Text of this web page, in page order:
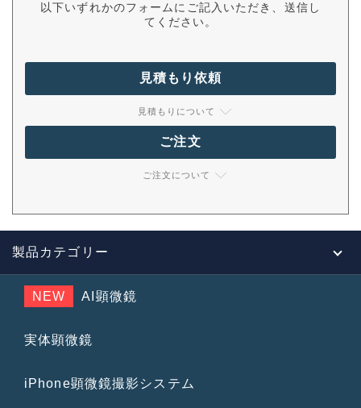
以下いずれかのフォームにご記入いただき、送信し
てください。
見積もり依頼
見積もりについて
ご注文
ご注文について
製品カテゴリー
NEW AI顕微鏡
実体顕微鏡
iPhone顕微鏡撮影システム